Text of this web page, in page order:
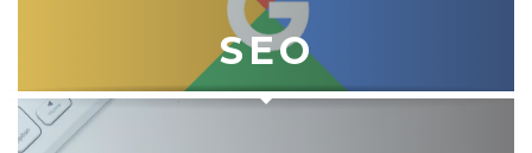
SEO